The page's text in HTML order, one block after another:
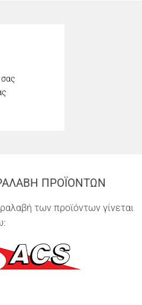
ΠΡΟΪΟΝΤΩΝ
των προϊόντων γίνεται